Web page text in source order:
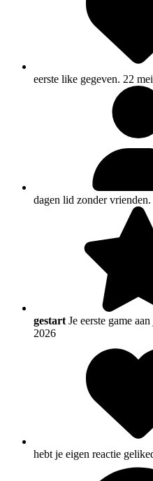
eerste like gegeven. 22
dagen lid zonder vrienden.
gestart Je eerste game
2026
hebt je eigen reactie